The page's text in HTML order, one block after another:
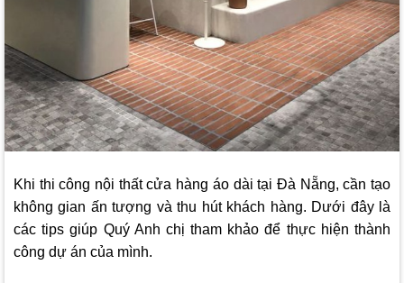
Khi thi công nội thất cửa hàng áo dài tại Đà Nẵng, cần tạo
không gian ấn tượng và thu hút khách hàng. Dưới đây là
các tips giúp Quý Anh chị tham khảo để thực hiện thành
công dự án của mình.